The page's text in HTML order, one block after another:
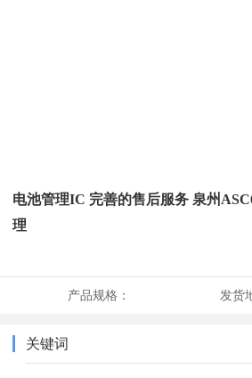
电池管理IC 完善的售后服务 泉州
理
产品规格： 发货
关键词